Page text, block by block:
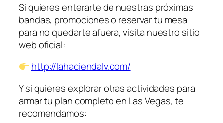
Si quieres enterarte de nuestras próximas
bandas, promociones o reservar tu mesa
para no quedarte afuera, visita nuestro sitio
web oficial:
http://lahaciendalv.com/
Y si quieres explorar otras actividades para
armar tu plan completo en Las Vegas, te
recomendamos: